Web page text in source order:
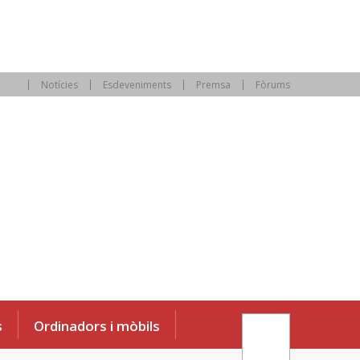
Notícies Esdeveniments Premsa Fòrums
Ordinadors i mòbils